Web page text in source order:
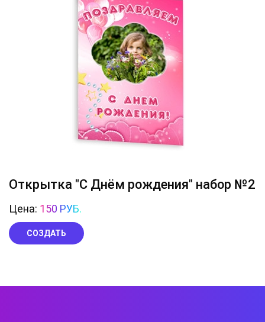
Открытка "С Днём рождения" набор №2
Цена: 150 РУБ.
СОЗДАТЬ